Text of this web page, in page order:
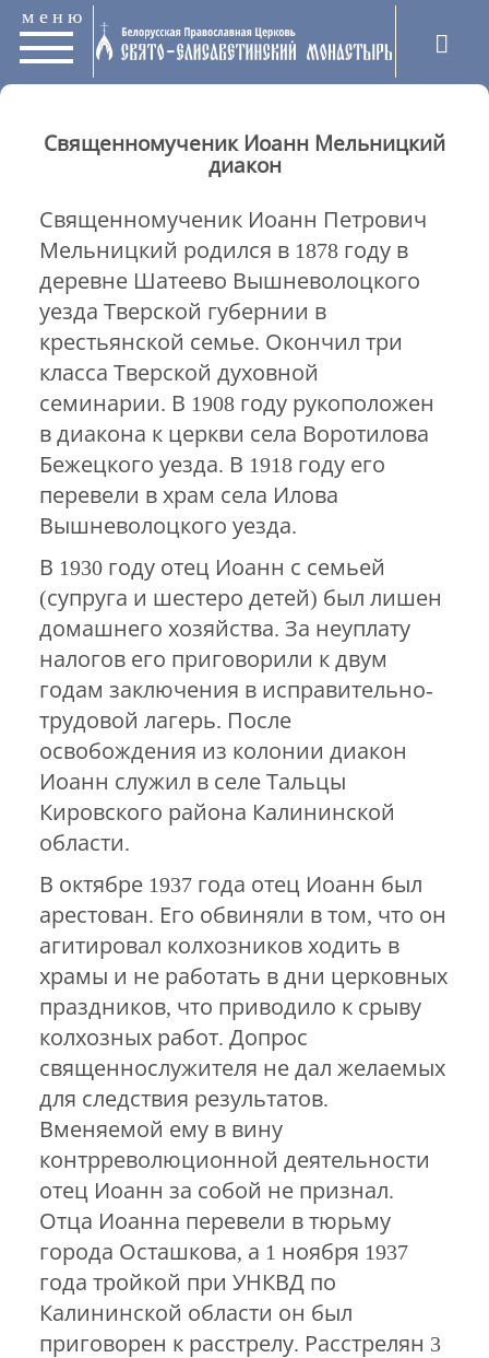
меню
Священномученик Иоанн Мельницкий
диакон
Священномученик Иоанн Петрович
Мельницкий родился в 1878 году в
деревне Шатеево Вышневолоцкого
уезда Тверской губернии в
крестьянской семье. Окончил три
класса Тверской духовной
семинарии. В 1908 году рукоположен
в диакона к церкви села Воротилова
Бежецкого уезда. В 1918 году его
перевели в храм села Илова
Вышневолоцкого уезда.
В 1930 году отец Иоанн с семьей
(супруга и шестеро детей) был лишен
домашнего хозяйства. За неуплату
налогов его приговорили к двум
годам заключения в исправительно-
трудовой лагерь. После
освобождения из колонии диакон
Иоанн служил в селе Тальцы
Кировского района Калининской
области.
В октябре 1937 года отец Иоанн был
арестован. Его обвиняли в том, что он
агитировал колхозников ходить в
храмы и не работать в дни церковных
праздников, что приводило к срыву
колхозных работ. Допрос
священнослужителя не дал желаемых
для следствия результатов.
Вменяемой ему в вину
контрреволюционной деятельности
отец Иоанн за собой не признал.
Отца Иоанна перевели в тюрьму
города Осташкова, а 1 ноября 1937
года тройкой при УНКВД по
Калининской области он был
приговорен к расстрелу. Расстрелян 3